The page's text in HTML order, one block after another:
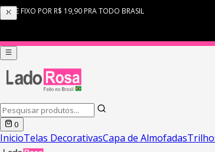
0
InicioTelas DecorativasCapa de Almofadas